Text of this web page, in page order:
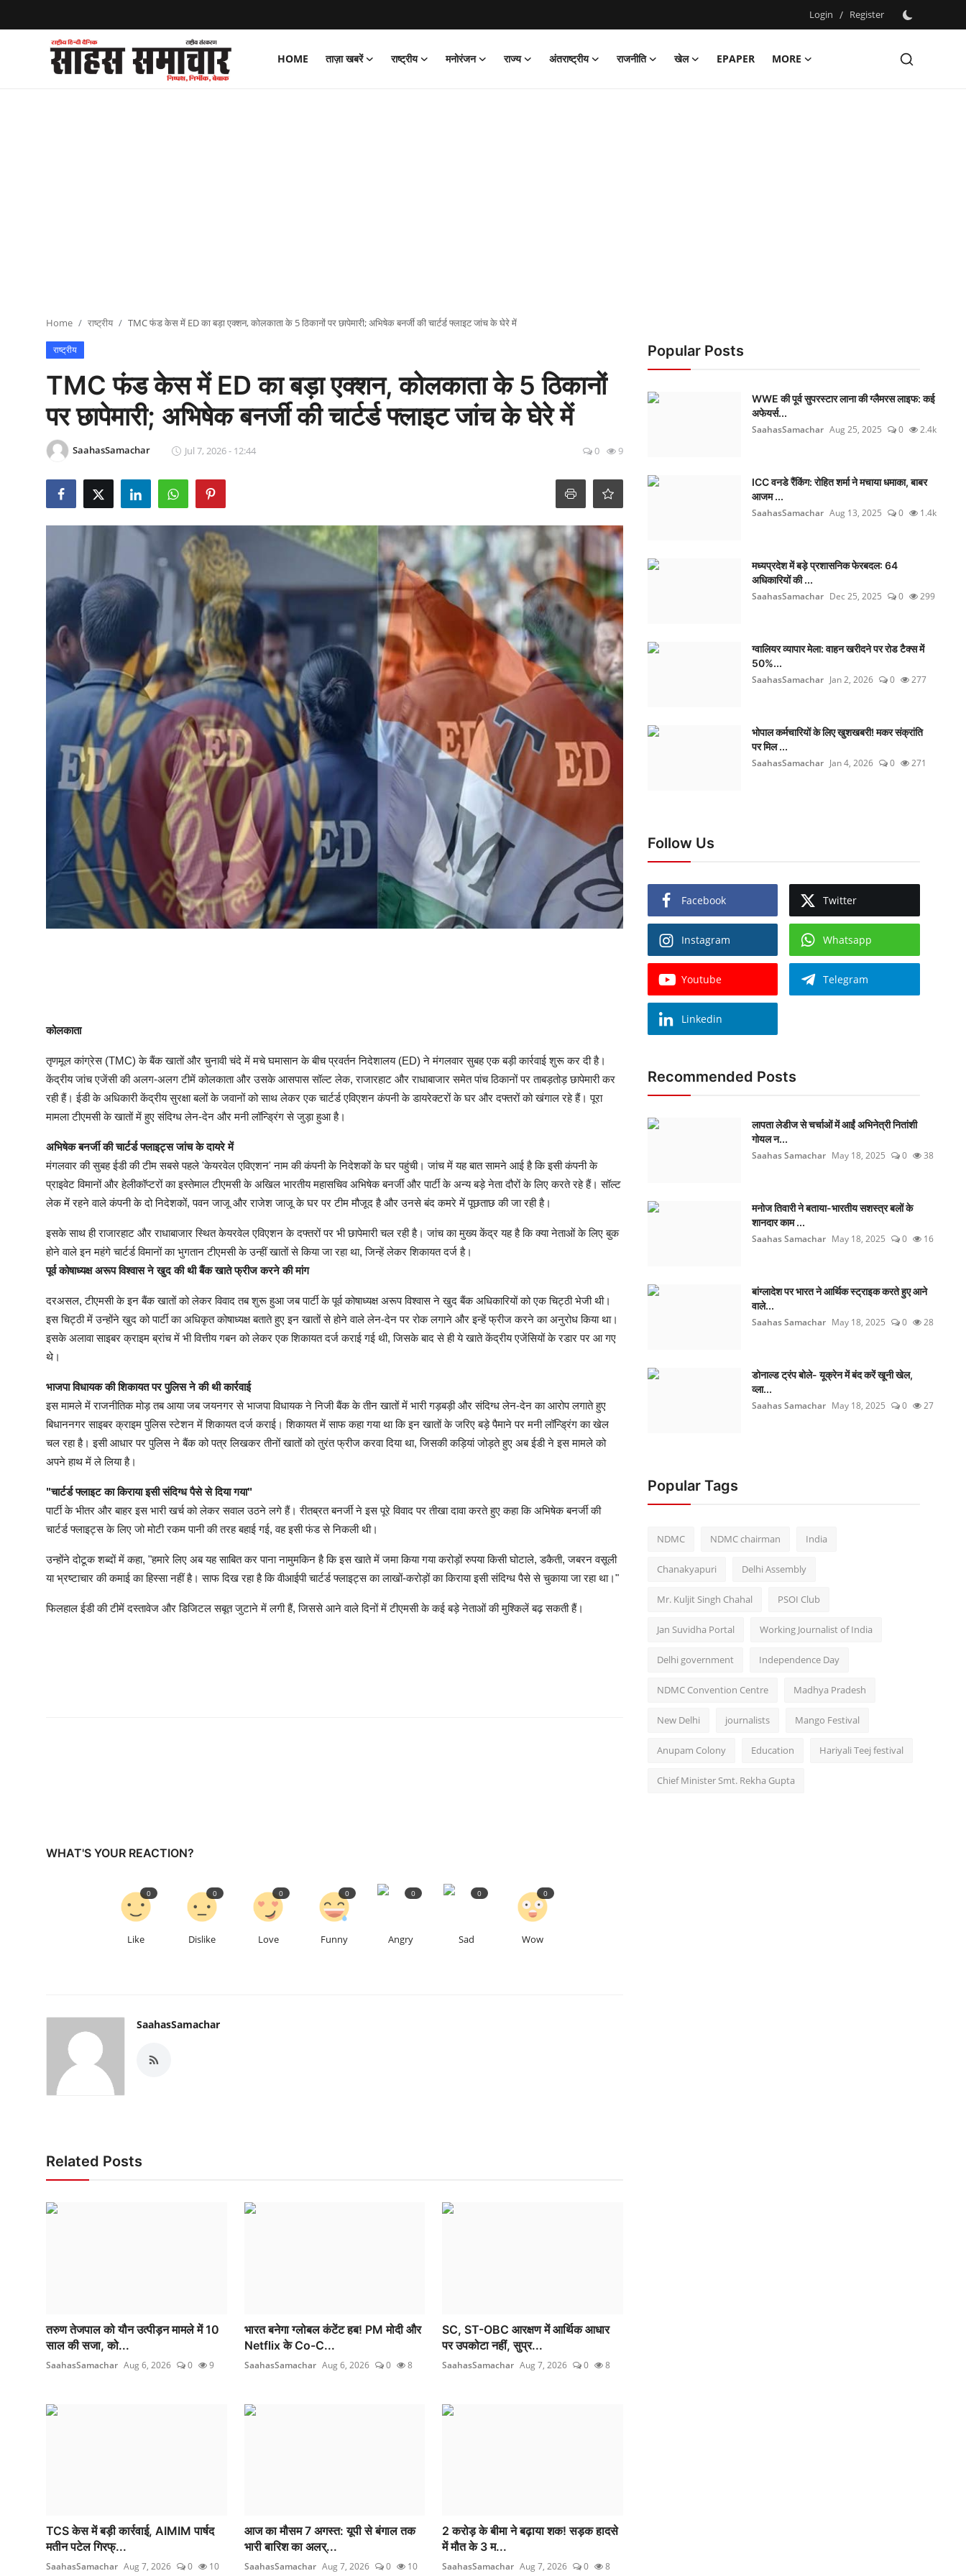
Login / Register
HOME ताज़ा खबरें राष्ट्रीय मनोरंजन राज्य अंतराष्ट्रीय राजनीति खेल EPAPER
MORE
Register
Home राष्ट्रीय TMC फंड केस में ED का बड़ा एक्शन, कोलकाता के 5 ठिकानों पर छापेमारी; अभिषेक बनर्जी की चार्टर्ड फ्लाइट जांच के घेरे में
राष्ट्रीय
TMC फंड केस में ED का बड़ा एक्शन, कोलकाता के 5 ठिकानों
पर छापेमारी; अभिषेक बनर्जी की चार्टर्ड फ्लाइट जांच के घेरे में
SaahasSamachar Jul 7, 2026 - 12:44 0 9
कोलकाता
तृणमूल कांग्रेस (TMC) के बैंक खातों और चुनावी चंदे में मचे घमासान के बीच प्रवर्तन निदेशालय (ED) ने मंगलवार सुबह एक बड़ी कार्रवाई शुरू कर दी है।
केंद्रीय जांच एजेंसी की अलग-अलग टीमें कोलकाता और उसके आसपास सॉल्ट लेक, राजारहाट और राधाबाजार समेत पांच ठिकानों पर ताबड़तोड़ छापेमारी कर
रही हैं। ईडी के अधिकारी केंद्रीय सुरक्षा बलों के जवानों को साथ लेकर एक चार्टर्ड एविएशन कंपनी के डायरेक्टरों के घर और दफ्तरों को खंगाल रहे हैं। पूरा
मामला टीएमसी के खातों में हुए संदिग्ध लेन-देन और मनी लॉन्ड्रिंग से जुड़ा हुआ है।
अभिषेक बनर्जी की चार्टर्ड फ्लाइट्स जांच के दायरे में
मंगलवार की सुबह ईडी की टीम सबसे पहले 'केयरवेल एविएशन' नाम की कंपनी के निदेशकों के घर पहुंची। जांच में यह बात सामने आई है कि इसी कंपनी के
प्राइवेट विमानों और हेलीकॉप्टरों का इस्तेमाल टीएमसी के अखिल भारतीय महासचिव अभिषेक बनर्जी और पार्टी के अन्य बड़े नेता दौरों के लिए करते रहे हैं। सॉल्ट
लेक में रहने वाले कंपनी के दो निदेशकों, पवन जाजू और राजेश जाजू के घर पर टीम मौजूद है और उनसे बंद कमरे में पूछताछ की जा रही है।
इसके साथ ही राजारहाट और राधाबाजार स्थित केयरवेल एविएशन के दफ्तरों पर भी छापेमारी चल रही है। जांच का मुख्य केंद्र यह है कि क्या नेताओं के लिए बुक
होने वाले इन महंगे चार्टर्ड विमानों का भुगतान टीएमसी के उन्हीं खातों से किया जा रहा था, जिन्हें लेकर शिकायत दर्ज है।
पूर्व कोषाध्यक्ष अरूप विश्वास ने खुद की थी बैंक खाते फ्रीज करने की मांग
दरअसल, टीएमसी के इन बैंक खातों को लेकर विवाद तब शुरू हुआ जब पार्टी के पूर्व कोषाध्यक्ष अरूप विश्वास ने खुद बैंक अधिकारियों को एक चिट्ठी भेजी थी।
इस चिट्ठी में उन्होंने खुद को पार्टी का अधिकृत कोषाध्यक्ष बताते हुए इन खातों से होने वाले लेन-देन पर रोक लगाने और इन्हें फ्रीज करने का अनुरोध किया था।
इसके अलावा साइबर क्राइम ब्रांच में भी वित्तीय गबन को लेकर एक शिकायत दर्ज कराई गई थी, जिसके बाद से ही ये खाते केंद्रीय एजेंसियों के रडार पर आ गए
थे।
भाजपा विधायक की शिकायत पर पुलिस ने की थी कार्रवाई
इस मामले में राजनीतिक मोड़ तब आया जब जयनगर से भाजपा विधायक ने निजी बैंक के तीन खातों में भारी गड़बड़ी और संदिग्ध लेन-देन का आरोप लगाते हुए
बिधाननगर साइबर क्राइम पुलिस स्टेशन में शिकायत दर्ज कराई। शिकायत में साफ कहा गया था कि इन खातों के जरिए बड़े पैमाने पर मनी लॉन्ड्रिंग का खेल
चल रहा है। इसी आधार पर पुलिस ने बैंक को पत्र लिखकर तीनों खातों को तुरंत फ्रीज करवा दिया था, जिसकी कड़ियां जोड़ते हुए अब ईडी ने इस मामले को
अपने हाथ में ले लिया है।
"चार्टर्ड फ्लाइट का किराया इसी संदिग्ध पैसे से दिया गया"
पार्टी के भीतर और बाहर इस भारी खर्च को लेकर सवाल उठने लगे हैं। रीतब्रत बनर्जी ने इस पूरे विवाद पर तीखा दावा करते हुए कहा कि अभिषेक बनर्जी की
चार्टर्ड फ्लाइट्स के लिए जो मोटी रकम पानी की तरह बहाई गई, वह इसी फंड से निकली थी।
उन्होंने दोटूक शब्दों में कहा, "हमारे लिए अब यह साबित कर पाना नामुमकिन है कि इस खाते में जमा किया गया करोड़ों रुपया किसी घोटाले, डकैती, जबरन वसूली
या भ्रष्टाचार की कमाई का हिस्सा नहीं है। साफ दिख रहा है कि वीआईपी चार्टर्ड फ्लाइट्स का लाखों-करोड़ों का किराया इसी संदिग्ध पैसे से चुकाया जा रहा था।"
फिलहाल ईडी की टीमें दस्तावेज और डिजिटल सबूत जुटाने में लगी हैं, जिससे आने वाले दिनों में टीएमसी के कई बड़े नेताओं की मुश्किलें बढ़ सकती हैं।
WHAT'S YOUR REACTION?
Like
0
Dislike
0
Love
0
Funny
0
Angry
0
Sad
0
Wow
0
SaahasSamachar
Related Posts
तरुण तेजपाल को यौन उत्पीड़न मामले में 10
साल की सजा, को...
SaahasSamachar Aug 6, 2026 0 9
भारत बनेगा ग्लोबल कंटेंट हब! PM मोदी और
Netflix के Co-C...
SaahasSamachar Aug 6, 2026 0 8
SC, ST-OBC आरक्षण में आर्थिक आधार
पर उपकोटा नहीं, सुप्र...
SaahasSamachar Aug 7, 2026 0 8
TCS केस में बड़ी कार्रवाई, AIMIM पार्षद
मतीन पटेल गिरफ्...
SaahasSamachar Aug 7, 2026 0 10
आज का मौसम 7 अगस्त: यूपी से बंगाल तक
भारी बारिश का अलर्...
SaahasSamachar Aug 7, 2026 0 10
2 करोड़ के बीमा ने बढ़ाया शक! सड़क हादसे
में मौत के 3 म...
SaahasSamachar Aug 7, 2026 0 8
Popular Posts
WWE की पूर्व सुपरस्टार लाना की ग्लैमरस लाइफ: कई
अफेयर्स...
SaahasSamachar Aug 25, 2025 0 2.4k
ICC वनडे रैंकिंग: रोहित शर्मा ने मचाया धमाका, बाबर
आजम ...
SaahasSamachar Aug 13, 2025 0 1.4k
मध्यप्रदेश में बड़े प्रशासनिक फेरबदल: 64
अधिकारियों की ...
SaahasSamachar Dec 25, 2025 0 299
ग्वालियर व्यापार मेला: वाहन खरीदने पर रोड टैक्स में
50%...
SaahasSamachar Jan 2, 2026 0 277
भोपाल कर्मचारियों के लिए खुशखबरी! मकर संक्रांति
पर मिल ...
SaahasSamachar Jan 4, 2026 0 271
Follow Us
Facebook Twitter
Instagram Whatsapp
Youtube Telegram
Linkedin
Recommended Posts
लापता लेडीज से चर्चाओं में आईं अभिनेत्री नितांशी
गोयल न...
Saahas Samachar May 18, 2025 0 38
मनोज तिवारी ने बताया-भारतीय सशस्त्र बलों के
शानदार काम ...
Saahas Samachar May 18, 2025 0 16
बांग्लादेश पर भारत ने आर्थिक स्ट्राइक करते हुए आने
वाले...
Saahas Samachar May 18, 2025 0 28
डोनाल्ड ट्रंप बोले- यूक्रेन में बंद करें खूनी खेल,
व्ला...
Saahas Samachar May 18, 2025 0 27
Popular Tags
NDMC NDMC chairman India
Chanakyapuri Delhi Assembly
Mr. Kuljit Singh Chahal PSOI Club
Jan Suvidha Portal Working Journalist of India
Delhi government Independence Day
NDMC Convention Centre Madhya Pradesh
New Delhi journalists Mango Festival
Anupam Colony Education Hariyali Teej festival
Chief Minister Smt. Rekha Gupta